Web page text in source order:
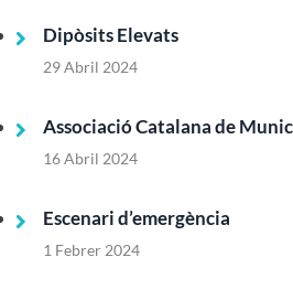
Dipòsits Elevats
29 Abril 2024
Associació Catalana de
16 Abril 2024
Escenari d’emergència
1 Febrer 2024